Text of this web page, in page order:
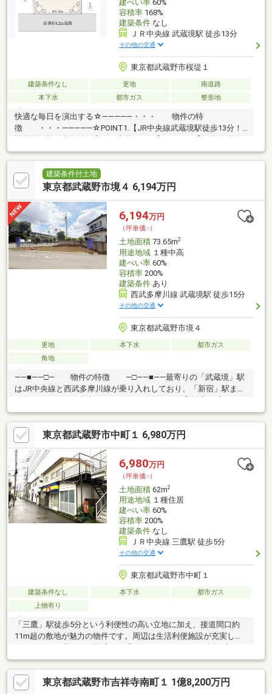
建ぺい率60%
容積率168%
建築条件なし
ＪＲ中央線 武蔵境駅 徒歩13分
その他の交通
東京都武蔵野市桜堤１
建築条件なし 更地
南道路
本下水
都市ガス 整形地
快適な毎日を演出する☆―――――・・・ 物件の特
徴 ・・・―――――☆POINT1.【JR中央線武蔵境駅徒歩13分！2
駅利用可能な利便性の高い好立地です。】POINT2.【敷地面積約
50.34坪！容積率200%でゆとりあるプランが可能です。】POINT3.
【建築条件はございません。お好きなハウスメーカーや工務店で
建築できます。】POINT4.【南側約4.2mの私道に接道！日当たり
良好で明るい住まいが実現します。】お問合せは【0120-981-
建築条件付土地
東京都武蔵野市境４ 6,194万円
6,194万円
（坪単価:-）
土地面積73.65m2
用途地域１種中高
建ぺい率60%
容積率200%
建築条件あり
西武多摩川線 武蔵境駅 徒歩15分
その他の交通
東京都武蔵野市境４
更地 本下水
都市ガス
角地
――■――□― 物件の特徴 ―□――■――最寄りの「武蔵境」駅
はJR中央線と西武多摩川線が乗り入れしており、「新宿」駅まで
17分で行くことが出来ます。あなたの街の、一番身近なプロフェ
ッショナル。 株式会社ウィローズは、お客様の【生涯顧問】とし
て 各専門領域に特化したチーム体制となっております ■お客様か
らの紹介・リピート 成約率48％（2025年度実績）■購入・売却・
リフォーム・相続の専門チームで多角的な対応をさせていただき
ます。■提携ローン20銀行以上、買い替えのコンサル、充実のア
フターサービスのご提供■未公開物件・弊社限定の物件、多数ご
ざいます！
東京都武蔵野市中町１ 6,980万円
6,980万円
（坪単価:-）
土地面積62m2
用途地域１種住居
建ぺい率60%
容積率200%
建築条件なし
ＪＲ中央線 三鷹駅 徒歩5分
その他の交通
東京都武蔵野市中町１
建築条件なし 本下水
都市ガス
上物有り
「三鷹」駅徒歩5分という利便性の高い立地に加え、接道間口約
11m超の敷地が魅力の物件です。周辺は生活利便施設が充実して
の自由度も高く、理想の住まいづくりに適した土地です。参考プ
ランのご相談、現地のご案内はお気軽にお問合せください。
東京都武蔵野市吉祥寺南町１ 1億8,200万円